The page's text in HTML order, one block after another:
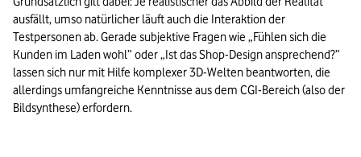
ausfällt, umso natürlicher läuft auch die Interaktion der
Testpersonen ab. Gerade subjektive Fragen wie „Fühlen sich die
Kunden im Laden wohl” oder „Ist das Shop-Design ansprechend?”
lassen sich nur mit Hilfe komplexer 3D-Welten beantworten, die
allerdings umfangreiche Kenntnisse aus dem CGI-Bereich (also der
Bildsynthese) erfordern.